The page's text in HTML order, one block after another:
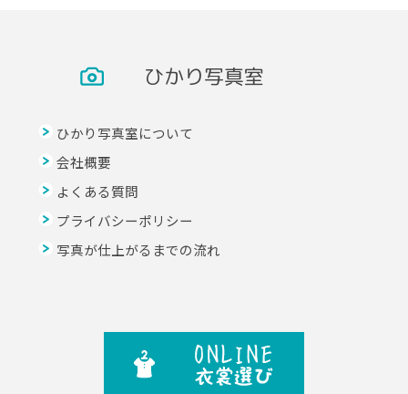
ひかり写真室
ひかり写真室について
会社概要
よくある質問
プライバシーポリシー
写真が仕上がるまでの流れ